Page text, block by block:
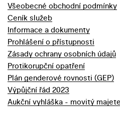
Všeobecné obchodní podmínky
Ceník služeb
Informace a dokumenty
Prohlášení o přístupnosti
Zásady ochrany osobních údajů
Protikorupční opatření
Plán genderové rovnosti (GEP)
Výpůjční řád 2023
Aukční vyhláška - movitý